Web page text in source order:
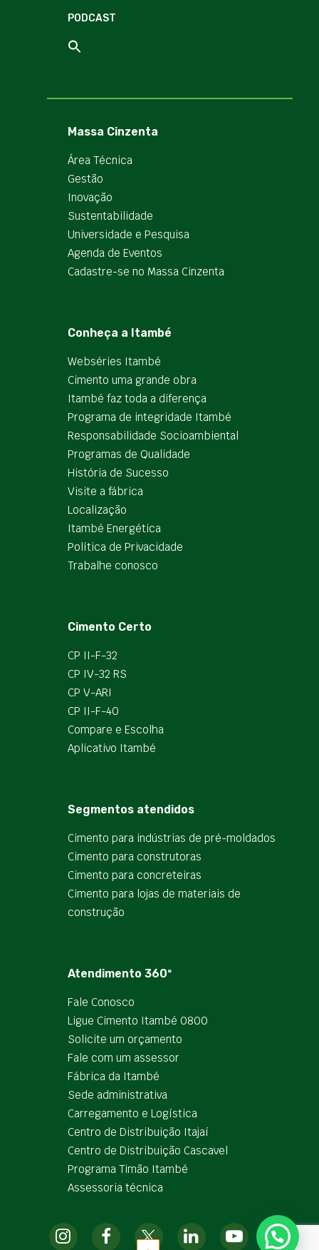
PODCAST
Massa Cinzenta
Área Técnica
Gestão
Inovação
Sustentabilidade
Universidade e Pesquisa
Agenda de Eventos
Cadastre-se no Massa Cinzenta
Conheça a Itambé
Webséries Itambé
Cimento uma grande obra
Itambé faz toda a diferença
Programa de integridade Itambé
Responsabilidade Socioambiental
Programas de Qualidade
História de Sucesso
Visite a fábrica
Localização
Itambé Energética
Política de Privacidade
Trabalhe conosco
Cimento Certo
CP II-F-32
CP IV-32 RS
CP V-ARI
CP II-F-40
Compare e Escolha
Aplicativo Itambé
Segmentos atendidos
Cimento para indústrias de pré-moldados
Cimento para construtoras
Cimento para concreteiras
Cimento para lojas de materiais de
construção
Atendimento 360º
Fale Conosco
Ligue Cimento Itambé 0800
Solicite um orçamento
Fale com um assessor
Fábrica da Itambé
Sede administrativa
Carregamento e Logística
Centro de Distribuição Itajaí
Centro de Distribuição Cascavel
Programa Timão Itambé
Assessoria técnica